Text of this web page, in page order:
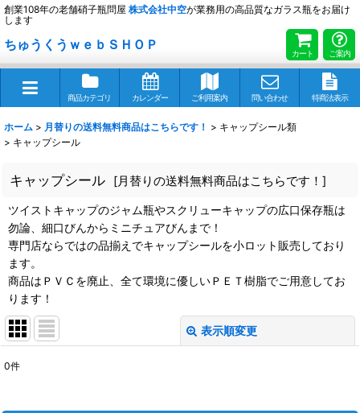
創業108年の老舗硝子瓶問屋 株式会社中空が業務用の高品質なガラス瓶をお届け
します
ちゅうくうｗｅｂＳＨＯＰ
カート ご案内
商品カテゴリ カレンダー ご利用案内 問い合わせ 特商法表示
ホーム > 月替りの送料無料商品はこちらです！ > キャップシール類
> キャップシール
キャップシール [月替りの送料無料商品はこちらです！ ]
ツイストキャップのジャム瓶やスクリューキャップの広口保存瓶は
勿論、細口びんからミニチュアびんまで！
専門店ならではの品揃えでキャップシールを小ロット販売しており
ます。
商品はＰＶＣを廃止、全て環境に優しいＰＥＴ樹脂でご用意してお
ります！
表示順変更
0件